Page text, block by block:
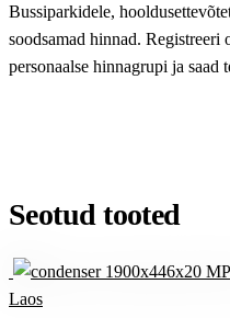
Bussiparkidele,
soodsamad hinnad.
personaalse hinnagrupi ja saad
Seotud tooted
Laos